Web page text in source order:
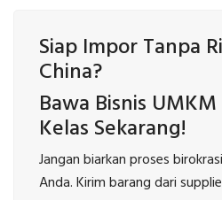
Siap Impor Tanpa
China?
Bawa Bisnis
Kelas Sekarang!
Jangan biarkan proses
Anda. Kirim barang dari